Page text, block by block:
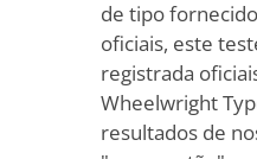
de tipo
oficiais, este
registrada
Wheelwright
resultados de